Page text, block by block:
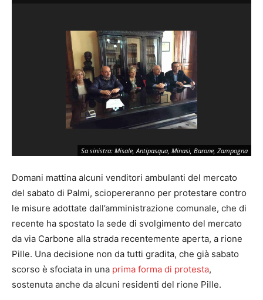
Sa sinistra: Misale, Antipasqua, Minasi, Barone, Zampogna
Domani mattina alcuni venditori ambulanti del mercato
del sabato di Palmi, sciopereranno per protestare contro
le misure adottate dall’amministrazione comunale, che di
recente ha spostato la sede di svolgimento del mercato
da via Carbone alla strada recentemente aperta, a rione
Pille. Una decisione non da tutti gradita, che già sabato
scorso è sfociata in una prima forma di protesta,
sostenuta anche da alcuni residenti del rione Pille.